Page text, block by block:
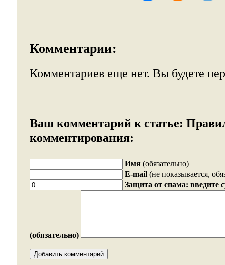
Комментарии:
Комментариев еще нет. Вы будете
Ваш комментарий к статье:
комментирования:
Имя (обязательно)
E-mail (не показывается,
Защита от спама: введите
(обязательно)